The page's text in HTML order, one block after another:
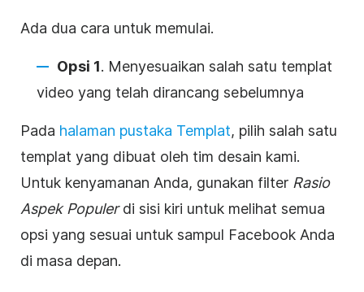
Ada dua cara untuk memulai.
Opsi 1. Menyesuaikan salah satu templat
video yang telah dirancang sebelumnya
Pada halaman pustaka Templat, pilih salah satu
templat yang dibuat oleh tim desain kami.
Untuk kenyamanan Anda, gunakan filter Rasio
Aspek Populerdi sisi kiri untuk melihat semua
opsi yang sesuai untuk sampul Facebook Anda
di masa depan.